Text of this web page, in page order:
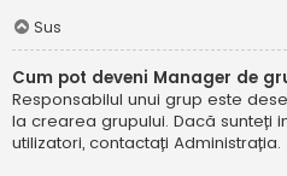
Sus
Cum pot deveni Manager de
Responsabilul unui grup este
la crearea grupului. Dacă sunteți
utilizatori, contactați Administrația.